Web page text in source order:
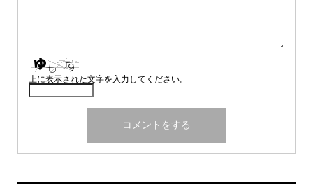
上に表示された文字を入力してください。